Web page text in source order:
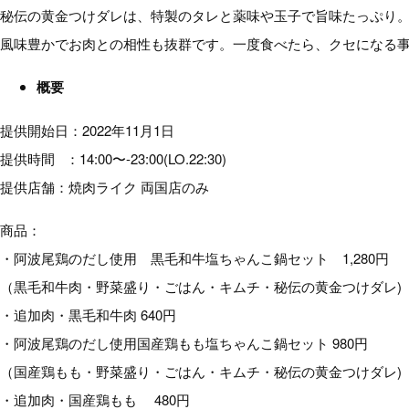
秘伝の黄金つけダレは、特製のタレと薬味や玉子で旨味たっぷり。
風味豊かでお肉との相性も抜群です。一度食べたら、クセになる事
概要
提供開始日：2022年11月1日
提供時間 ：14:00〜-23:00(LO.22:30)
提供店舗：焼肉ライク 両国店のみ
商品：
・阿波尾鶏のだし使用 黒毛和牛塩ちゃんこ鍋セット 1,280円
（黒毛和牛肉・野菜盛り・ごはん・キムチ・秘伝の黄金つけダレ)
・追加肉・黒毛和牛肉 640円
・阿波尾鶏のだし使用国産鶏もも塩ちゃんこ鍋セット 980円
（国産鶏もも・野菜盛り・ごはん・キムチ・秘伝の黄金つけダレ)
・追加肉・国産鶏もも 480円